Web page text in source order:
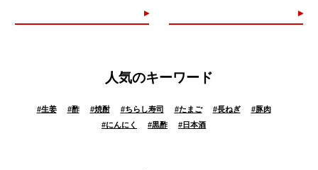
人気のキーワード
#生姜 #酢 #焼酎 #ちらし寿司 #たまご #長ねぎ #豚肉
#にんにく #黒酢 # 日本酒